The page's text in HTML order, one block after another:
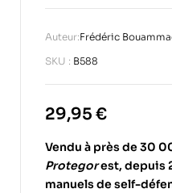
Auteur:Frédéric
SKU : B588
29,95 €
Vendu à près de 30
Protegorest, depuis
manuels de self-